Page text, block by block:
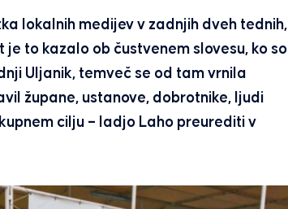
lokalnih medijev v zadnjih dveh tednih,
je to kazalo ob čustvenem slovesu, ko so
Uljanik, temveč se od tam vrnila
župane, ustanove, dobrotnike, ljudi
cilju – ladjo Laho preurediti v